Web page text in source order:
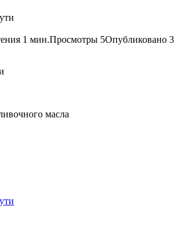
1 мин.Просмотры 5Опубликовано 3
масла